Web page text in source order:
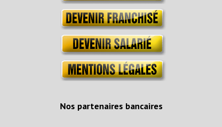
Nos partenaires bancaires